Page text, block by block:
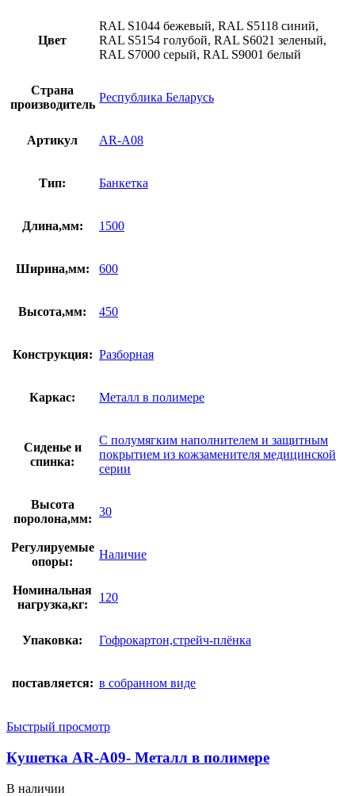
Цвет
RAL S1044 бежевый, RAL S5118 синий,
RAL S5154 голубой, RAL S6021 зеленый,
RAL S7000 серый, RAL S9001 белый
Страна
производитель
Республика Беларусь
Артикул AR-A08
Тип: Банкетка
Длина,мм: 1500
Ширина,мм: 600
Высота,мм: 450
Конструкция: Разборная
Каркас: Металл в полимере
Сиденье и
спинка:
С полумягким наполнителем и защитным
покрытием из кожзаменителя медицинской
серии
Высота
поролона,мм:
30
Регулируемые
опоры:
Наличие
Номинальная
нагрузка,кг:
120
Упаковка: Гофрокартон,стрейч-плёнка
поставляется: в собранном виде
Быстрый просмотр
Кушетка AR-A09- Металл в полимере
В наличии